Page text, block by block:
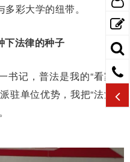
彩大学的纽带。
下法律的种子
书记，普法是我的“看家本
驻单位优势，我把“法治课